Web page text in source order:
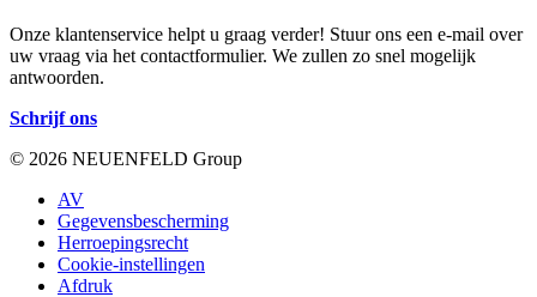
Onze klantenservice helpt u graag verder! Stuur ons een e-mail over
uw vraag via het contactformulier. We zullen zo snel mogelijk
antwoorden.
Schrijf ons
© 2026 NEUENFELD Group
AV
Gegevensbescherming
Herroepingsrecht
Cookie-instellingen
Afdruk